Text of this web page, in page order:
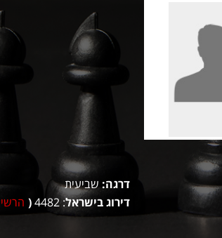
דרגה: שביעית
דירוג בישראל: 4482
(